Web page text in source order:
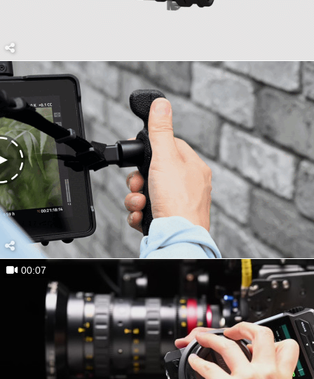
00:07